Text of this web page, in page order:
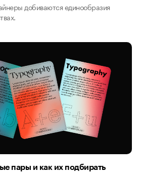
добиваются единообразия
пары и как их подбирать